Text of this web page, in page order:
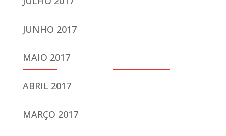
JUNHO 2017
MAIO 2017
ABRIL 2017
MARÇO 2017